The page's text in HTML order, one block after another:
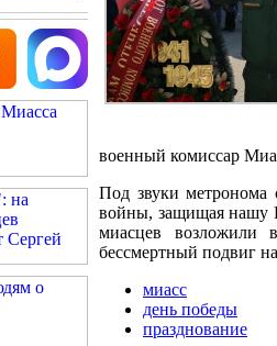
военный комиссар
Под звуки метронома
войны, защищая нашу
миасцев
бессмертный подвиг
миасс
день победы
празднование